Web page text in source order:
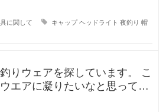
に関して キャップ ヘッドライト 夜釣り 帽
りウェアを探しています。 こ
エアに凝りたいなと思ってい